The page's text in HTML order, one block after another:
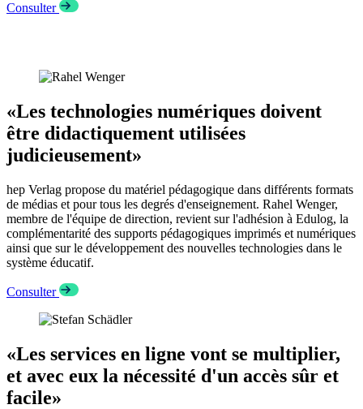
Consulter
«Les technologies numériques doivent
être didactiquement utilisées
judicieusement»
hep Verlag propose du matériel pédagogique dans différents formats
de médias et pour tous les degrés d'enseignement. Rahel Wenger,
membre de l'équipe de direction, revient sur l'adhésion à Edulog, la
complémentarité des supports pédagogiques imprimés et numériques
ainsi que sur le développement des nouvelles technologies dans le
système éducatif.
Consulter
«Les services en ligne vont se multiplier,
et avec eux la nécessité d'un accès sûr et
facile»